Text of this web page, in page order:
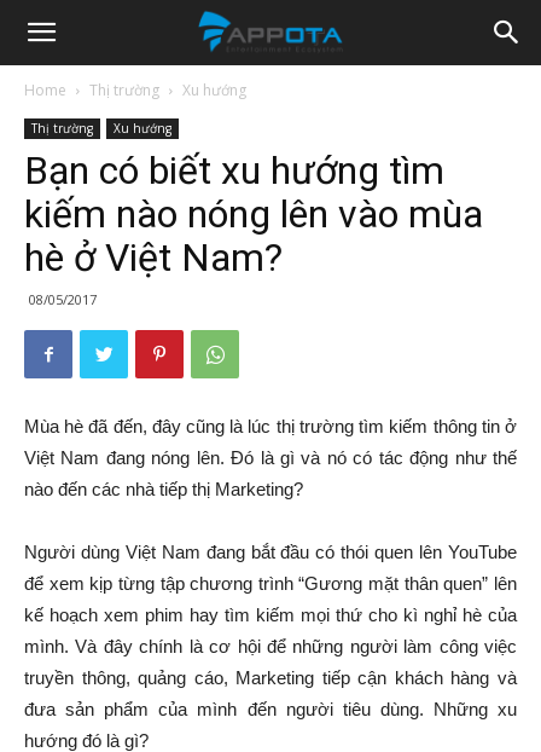
Appota
News
Home Thị trường Xu hướng
Thị trường Xu hướng
Bạn có biết xu hướng tìm
kiếm nào nóng lên vào mùa
hè ở Việt Nam?
08/05/2017
Mùa hè đã đến, đây cũng là lúc thị trường tìm kiếm thông tin ở
Việt Nam đang nóng lên. Đó là gì và nó có tác động như thế
nào đến các nhà tiếp thị Marketing?
Người dùng Việt Nam đang bắt đầu có thói quen lên YouTube
để xem kịp từng tập chương trình “Gương mặt thân quen” lên
kế hoạch xem phim hay tìm kiếm mọi thứ cho kì nghỉ hè của
mình. Và đây chính là cơ hội để những người làm công việc
truyền thông, quảng cáo, Marketing tiếp cận khách hàng và
đưa sản phẩm của mình đến người tiêu dùng. Những xu
hướng đó là gì?